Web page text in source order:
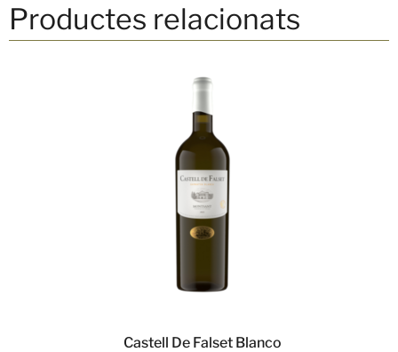
Productes relacionats
Castell De Falset Blanco